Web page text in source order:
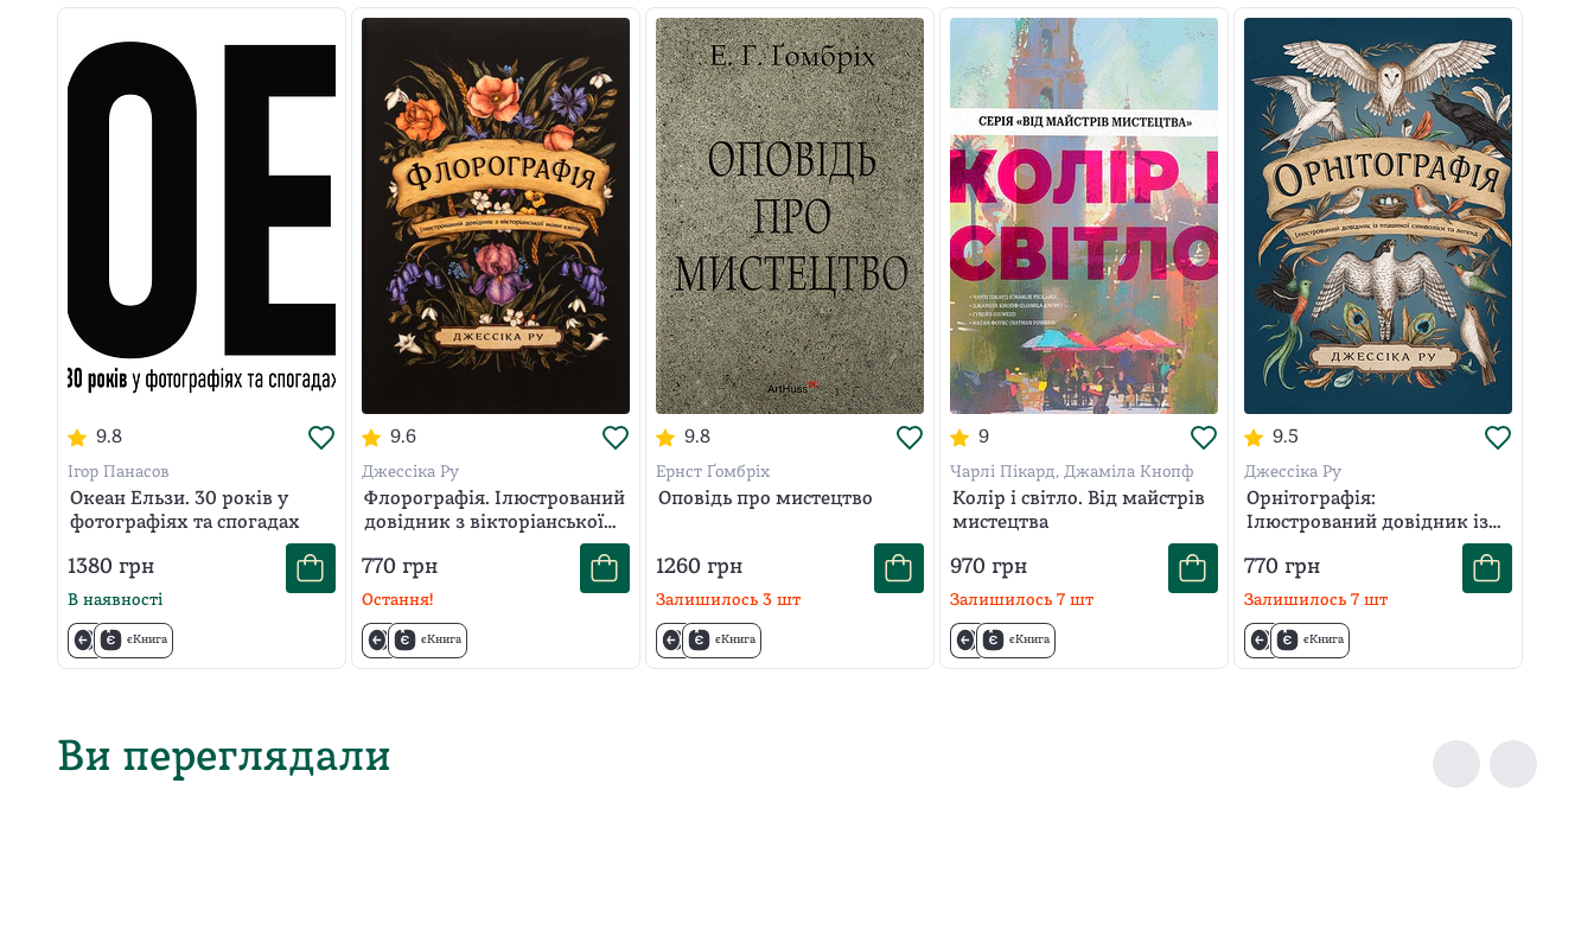
9.8
Ігор Панасов
Океан Ельзи. 30 років у
фотографіях та спогадах
1380 грн
В наявності
єКнига
9.6
Джессіка Ру
Флорографія. Ілюстрований
довідник з вікторіанської
770 грн
Остання!
єКнига
9.8
Ернст Ґомбріх
Оповідь про мистецтво
1260 грн
Залишилось 3 шт
єКнига
9
Чарлі Пікард, Джаміла Кнопф
Колір і світло. Від майстрів
мистецтва
970 грн
Залишилось 7 шт
єКнига
9.5
Джессіка Ру
Орнітографія:
Ілюстрований довідник із
легенд
770 грн
Залишилось 7 шт
єКнига
Ви переглядали